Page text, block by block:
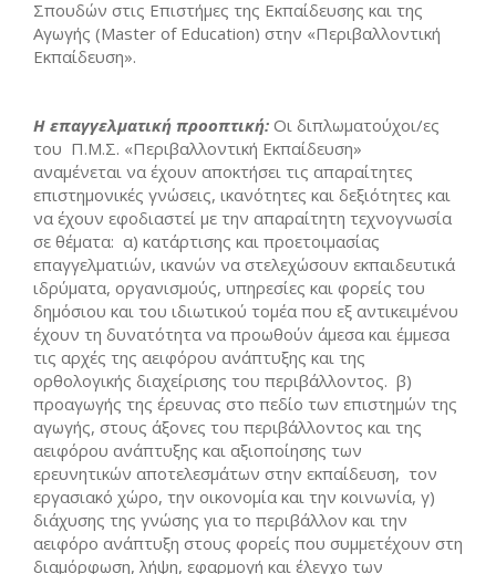
Σπουδών στις Επιστήμες της Εκπαίδευσης και της
Αγωγής (Master of Education) στην «Περιβαλλοντική
Εκπαίδευση».
Η επαγγελματική προοπτική: Οι διπλωµατούχοι/ες
του Π.Μ.Σ. «Περιβαλλοντική Εκπαίδευση»
αναμένεται να έχουν αποκτήσει τις απαραίτητες
επιστηµονικές γνώσεις, ικανότητες και δεξιότητες και
να έχουν εφοδιαστεί µε την απαραίτητη τεχνογνωσία
σε θέματα: α) κατάρτισης και προετοιµασίας
επαγγελµατιών, ικανών να στελεχώσουν εκπαιδευτικά
ιδρύµατα, οργανισµούς, υπηρεσίες και φορείς του
δηµόσιου και του ιδιωτικού τοµέα που εξ αντικειµένου
έχουν τη δυνατότητα να προωθούν άµεσα και έµµεσα
τις αρχές της αειφόρου ανάπτυξης και της
ορθολογικής διαχείρισης του περιβάλλοντος. β)
προαγωγής της έρευνας στο πεδίο των επιστηµών της
αγωγής, στους άξονες του περιβάλλοντος και της
αειφόρου ανάπτυξης και αξιοποίησης των
ερευνητικών αποτελεσµάτων στην εκπαίδευση, τον
εργασιακό χώρο, την οικονοµία και την κοινωνία, γ)
διάχυσης της γνώσης για το περιβάλλον και την
αειφόρο ανάπτυξη στους φορείς που συµµετέχουν στη
διαµόρφωση, λήψη, εφαρµογή και έλεγχο των